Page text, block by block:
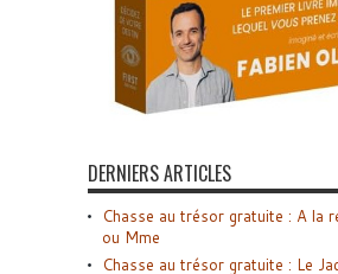
DERNIERS ARTICLES
Chasse au trésor gratuite : A la
ou Mme
Chasse au trésor gratuite : Le